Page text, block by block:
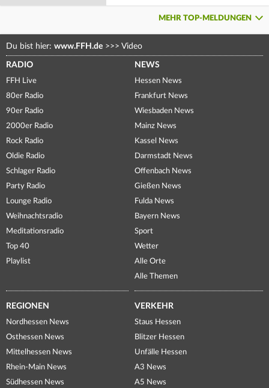
MEHR TOP-MELDUNGEN
Du bist hier: www.FFH.de >>> Video
RADIO
FFH Live
80er Radio
90er Radio
2000er Radio
Rock Radio
Oldie Radio
Schlager Radio
Party Radio
Lounge Radio
Weihnachtsradio
Meditationsradio
Top 40
Playlist
NEWS
Hessen News
Frankfurt News
Wiesbaden News
Mainz News
Kassel News
Darmstadt News
Offenbach News
Gießen News
Fulda News
Bayern News
Sport
Wetter
Alle Orte
Alle Themen
REGIONEN
Nordhessen News
Osthessen News
Mittelhessen News
Rhein-Main News
Südhessen News
VERKEHR
Staus Hessen
Blitzer Hessen
Unfälle Hessen
A3 News
A5 News